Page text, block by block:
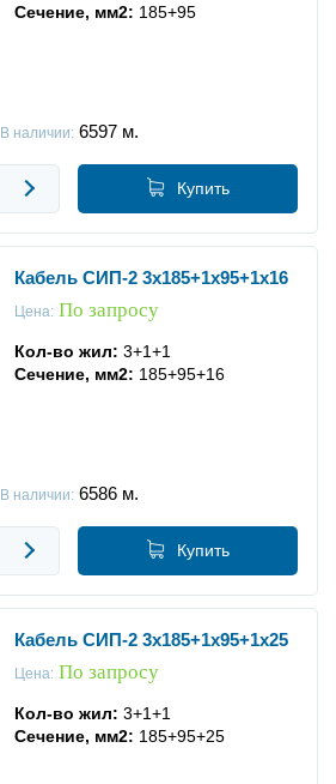
Сечение, мм2: 185+95
В наличии:6597 м.
Купить
Кабель СИП-2 3x185+1x95+1x16
Цена:По запросу
Кол-во жил: 3+1+1
Сечение, мм2: 185+95+16
В наличии:6586 м.
Купить
Кабель СИП-2 3x185+1x95+1x25
Цена:По запросу
Кол-во жил: 3+1+1
Сечение, мм2: 185+95+25